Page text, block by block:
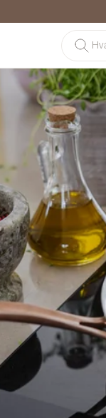
Personlig rådgivning